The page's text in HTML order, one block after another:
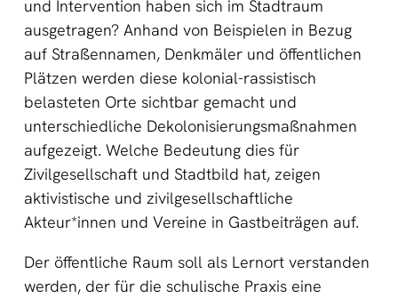
und Intervention haben sich im Stadtraum
ausgetragen? Anhand von Beispielen in Bezug
auf Straßennamen, Denkmäler und öffentlichen
Plätzen werden diese kolonial-rassistisch
belasteten Orte sichtbar gemacht und
unterschiedliche Dekolonisierungsmaßnahmen
aufgezeigt. Welche Bedeutung dies für
Zivilgesellschaft und Stadtbild hat, zeigen
aktivistische und zivilgesellschaftliche
Akteur*innen und Vereine in Gastbeiträgen auf.
Der öffentliche Raum soll als Lernort verstanden
werden, der für die schulische Praxis eine